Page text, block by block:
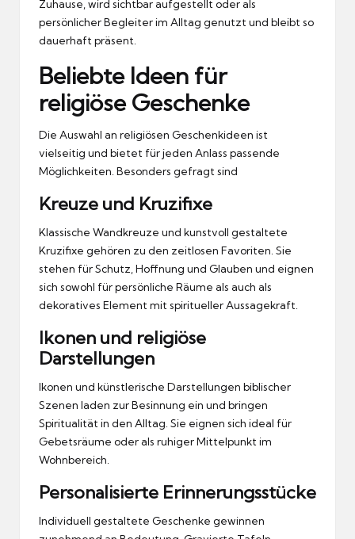
Zuhause, wird sichtbar aufgestellt oder als
persönlicher Begleiter im Alltag genutzt und bleibt so
dauerhaft präsent.
Beliebte Ideen für
religiöse Geschenke
Die Auswahl an religiösen Geschenkideen ist
vielseitig und bietet für jeden Anlass passende
Möglichkeiten. Besonders gefragt sind
Kreuze und Kruzifixe
Klassische Wandkreuze und kunstvoll gestaltete
Kruzifixe gehören zu den zeitlosen Favoriten. Sie
stehen für Schutz, Hoffnung und Glauben und eignen
sich sowohl für persönliche Räume als auch als
dekoratives Element mit spiritueller Aussagekraft.
Ikonen und religiöse
Darstellungen
Ikonen und künstlerische Darstellungen biblischer
Szenen laden zur Besinnung ein und bringen
Spiritualität in den Alltag. Sie eignen sich ideal für
Gebetsräume oder als ruhiger Mittelpunkt im
Wohnbereich.
Personalisierte Erinnerungsstücke
Individuell gestaltete Geschenke gewinnen